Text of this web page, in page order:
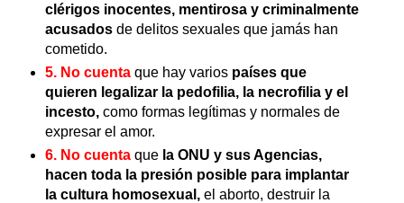
clérigos inocentes, mentirosa y criminalmente
acusados de delitos sexuales que jamás han
cometido.
5. No cuentaque hay varios países que
quieren legalizar la pedofilia, la necrofilia y el
incesto,como formas legítimas y normales de
expresar el amor.
6. No cuentaque la ONU y sus Agencias,
hacen toda la presión posible para implantar
la cultura homosexual, el aborto, destruir la